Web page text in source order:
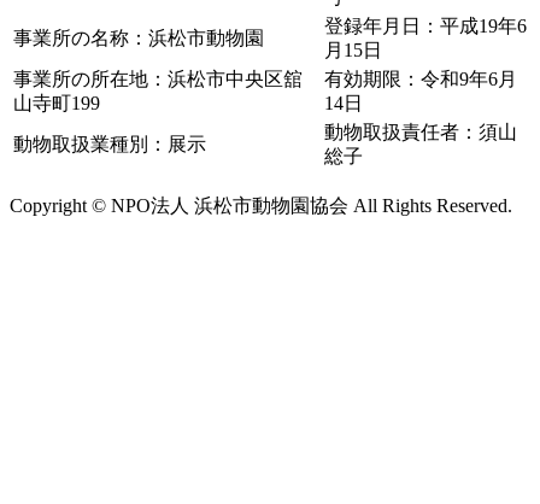
事業所の名称：浜松市動物園
登録年月日：平成19年6
月15日
事業所の所在地：浜松市中央区舘
山寺町199
有効期限：令和9年6月
14日
動物取扱業種別：展示
動物取扱責任者：須山
総子
Copyright © NPO法人 浜松市動物園協会 All Rights Reserved.